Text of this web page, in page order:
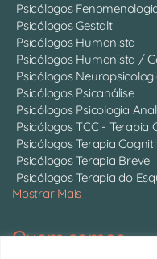
Psicólogos
Psicólogos Gestalt
Psicólogos Humanista
Psicólogos Humanista /
Psicólogos
Psicólogos Psicanálise
Psicólogos Psicologia
Psicólogos TCC -
Psicólogos Terapia
Psicólogos Terapia Breve
Psicólogos Terapia do
Mostrar Mais
Quem somos